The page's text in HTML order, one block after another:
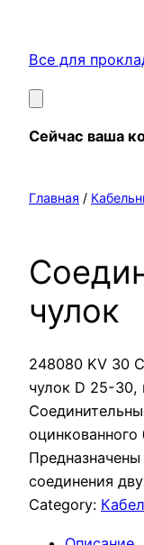
содержимому
Все для
Сейчас ваша
Главная /
чулок
248080 KV 30
чулок D 25-30,
оцинкованного
соединения
Category: